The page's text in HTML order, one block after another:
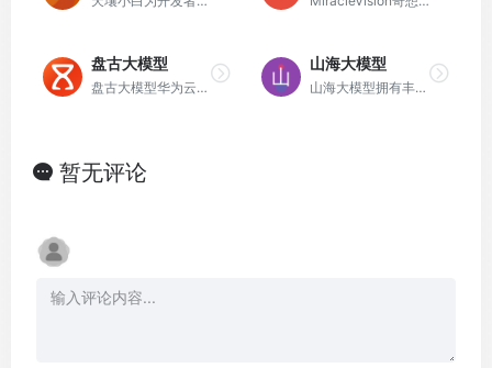
盘古大模型
盘古大模型华为云推出的面向行业的大模型。
山海大模型
山海大模型拥有丰富的知识储备，涵盖科学、技术、文化、艺术、医疗、通识等领域。
暂无评论